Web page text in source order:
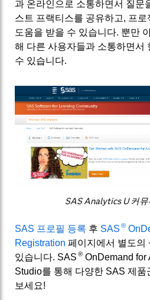
과 온라인으로 소통하면서 질문
스트 프랙티스를 공유하고, 프
도움을 받을 수 있습니다. 뿐만
해 다른 사용자들과 소통하면서
수 있습니다.
SAS Analytics U 커
SAS 프로필 등록 후 SAS ®
Registration 페이지에서 별도의
있습니다. SAS ®OnDemand for
Studio를 통해 다양한 SAS 제품
보세요!